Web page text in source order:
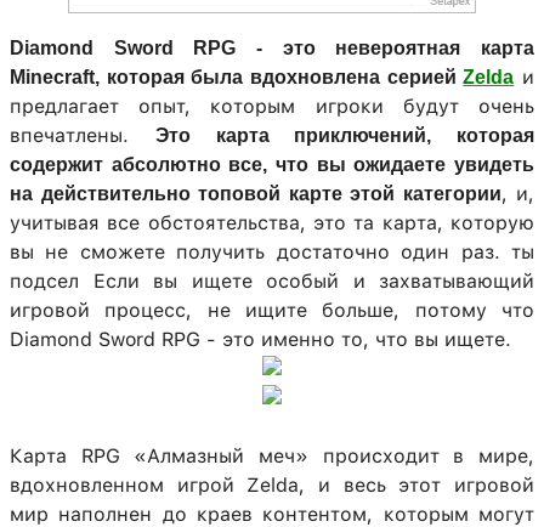
Diamond Sword RPG - это невероятная карта
Minecraft, которая была вдохновлена ​​сериейZelda и
предлагает опыт, которым игроки будут очень
впечатлены. Это карта приключений, которая
содержит абсолютно все, что вы ожидаете увидеть
на действительно топовой карте этой категории, и,
учитывая все обстоятельства, это та карта, которую
вы не сможете получить достаточно один раз. ты
подсел Если вы ищете особый и захватывающий
игровой процесс, не ищите больше, потому что
Diamond Sword RPG - это именно то, что вы ищете.
Карта RPG «Алмазный меч» происходит в мире,
вдохновленном игрой Zelda, и весь этот игровой
мир наполнен до краев контентом, которым могут